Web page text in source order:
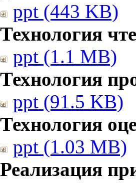
ppt (443 KB)
Технология
ppt (1.1 MB)
Технология
ppt (91.5 KB)
Технология
ppt (1.03 MB)
Реализация